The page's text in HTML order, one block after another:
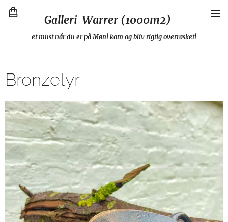
Galleri Warrer (1000m2)
et must når du er på Møn! kom og bliv rigtig overrasket!
Bronzetyr